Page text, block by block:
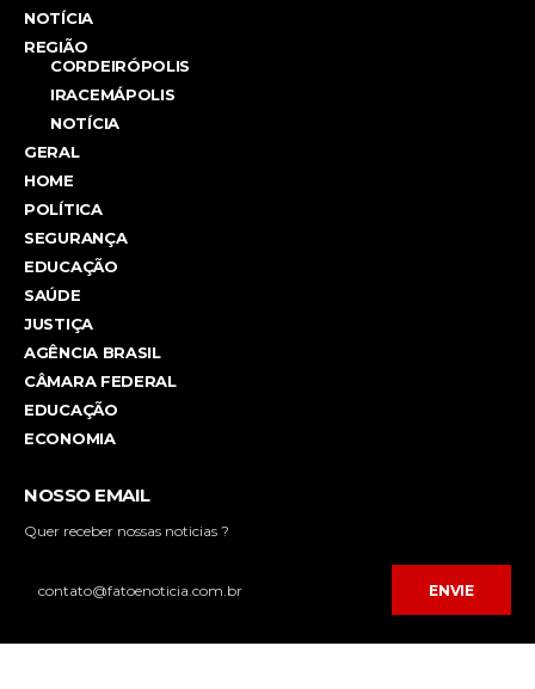
NOTÍCIA
REGIÃO
CORDEIRÓPOLIS
IRACEMÁPOLIS
NOTÍCIA
GERAL
HOME
POLÍTICA
SEGURANÇA
EDUCAÇÃO
SAÚDE
JUSTIÇA
AGÊNCIA BRASIL
CÂMARA FEDERAL
EDUCAÇÃO
ECONOMIA
NOSSO EMAIL
Quer receber nossas noticias ?
ENVIE